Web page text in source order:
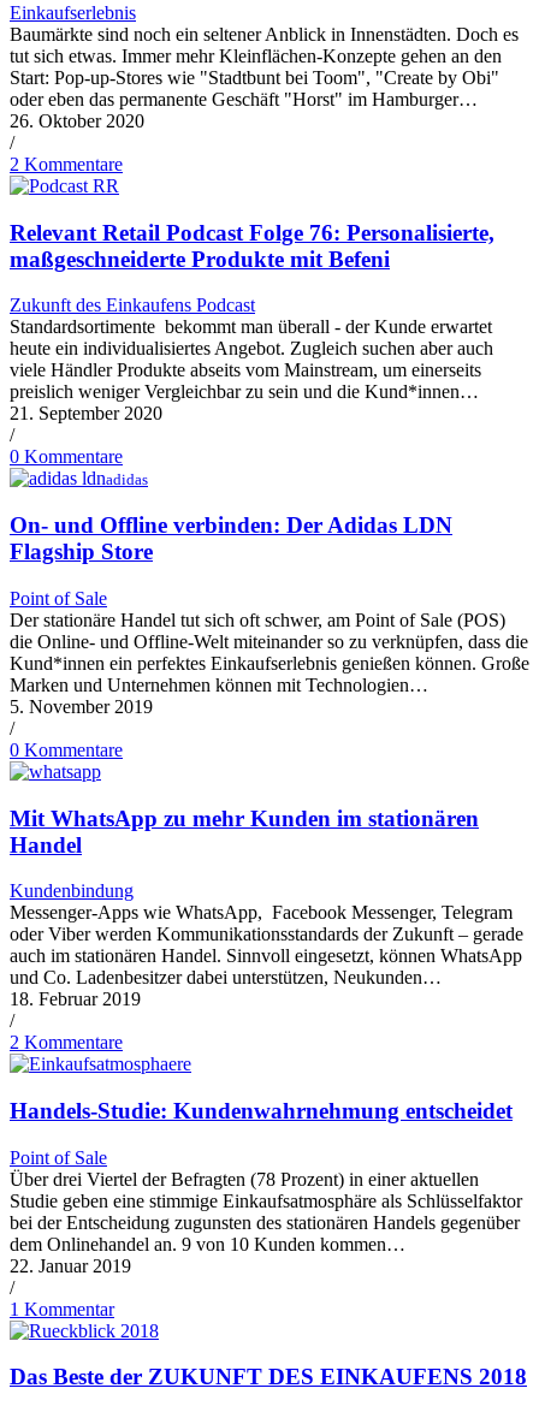
Einkaufserlebnis
Baumärkte sind noch ein seltener Anblick in Innenstädten. Doch es
tut sich etwas. Immer mehr Kleinflächen-Konzepte gehen an den
Start: Pop-up-Stores wie "Stadtbunt bei Toom", "Create by Obi"
oder eben das permanente Geschäft "Horst" im Hamburger…
26. Oktober 2020
/
2 Kommentare
Relevant Retail Podcast Folge 76: Personalisierte,
maßgeschneiderte Produkte mit Befeni
Zukunft des Einkaufens Podcast
Standardsortimente bekommt man überall - der Kunde erwartet
heute ein individualisiertes Angebot. Zugleich suchen aber auch
viele Händler Produkte abseits vom Mainstream, um einerseits
preislich weniger Vergleichbar zu sein und die Kund*innen…
21. September 2020
/
0 Kommentare
adidas
On- und Offline verbinden: Der Adidas LDN
Flagship Store
Point of Sale
Der stationäre Handel tut sich oft schwer, am Point of Sale (POS)
die Online- und Offline-Welt miteinander so zu verknüpfen, dass die
Kund*innen ein perfektes Einkaufserlebnis genießen können. Große
Marken und Unternehmen können mit Technologien…
5. November 2019
/
0 Kommentare
Mit WhatsApp zu mehr Kunden im stationären
Handel
Kundenbindung
Messenger-Apps wie WhatsApp, Facebook Messenger, Telegram
oder Viber werden Kommunikationsstandards der Zukunft – gerade
auch im stationären Handel. Sinnvoll eingesetzt, können WhatsApp
und Co. Ladenbesitzer dabei unterstützen, Neukunden…
18. Februar 2019
/
2 Kommentare
Handels-Studie: Kundenwahrnehmung entscheidet
Point of Sale
Über drei Viertel der Befragten (78 Prozent) in einer aktuellen
Studie geben eine stimmige Einkaufsatmosphäre als Schlüsselfaktor
bei der Entscheidung zugunsten des stationären Handels gegenüber
dem Onlinehandel an. 9 von 10 Kunden kommen…
22. Januar 2019
/
1 Kommentar
Das Beste der ZUKUNFT DES EINKAUFENS 2018